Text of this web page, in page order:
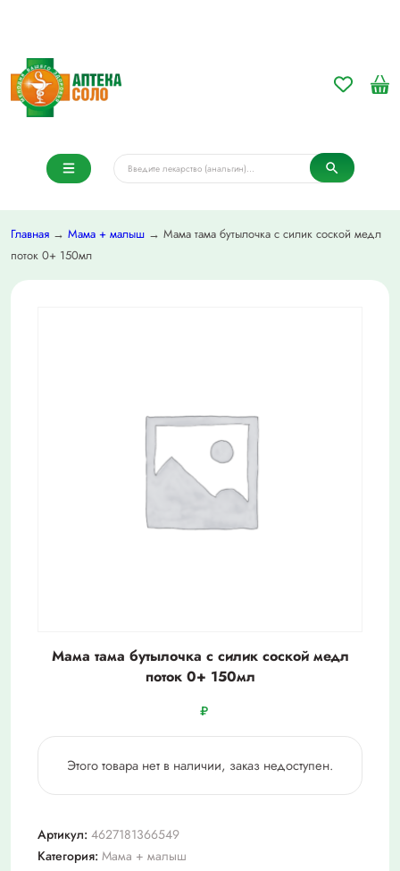
Главная → Мама + малыш → Мама тама бутылочка с силик соской медл
поток 0+ 150мл
Мама тама бутылочка с силик соской медл
поток 0+ 150мл
₽
Этого товара нет в наличии, заказ недоступен.
Артикул: 4627181366549
Категория: Мама + малыш